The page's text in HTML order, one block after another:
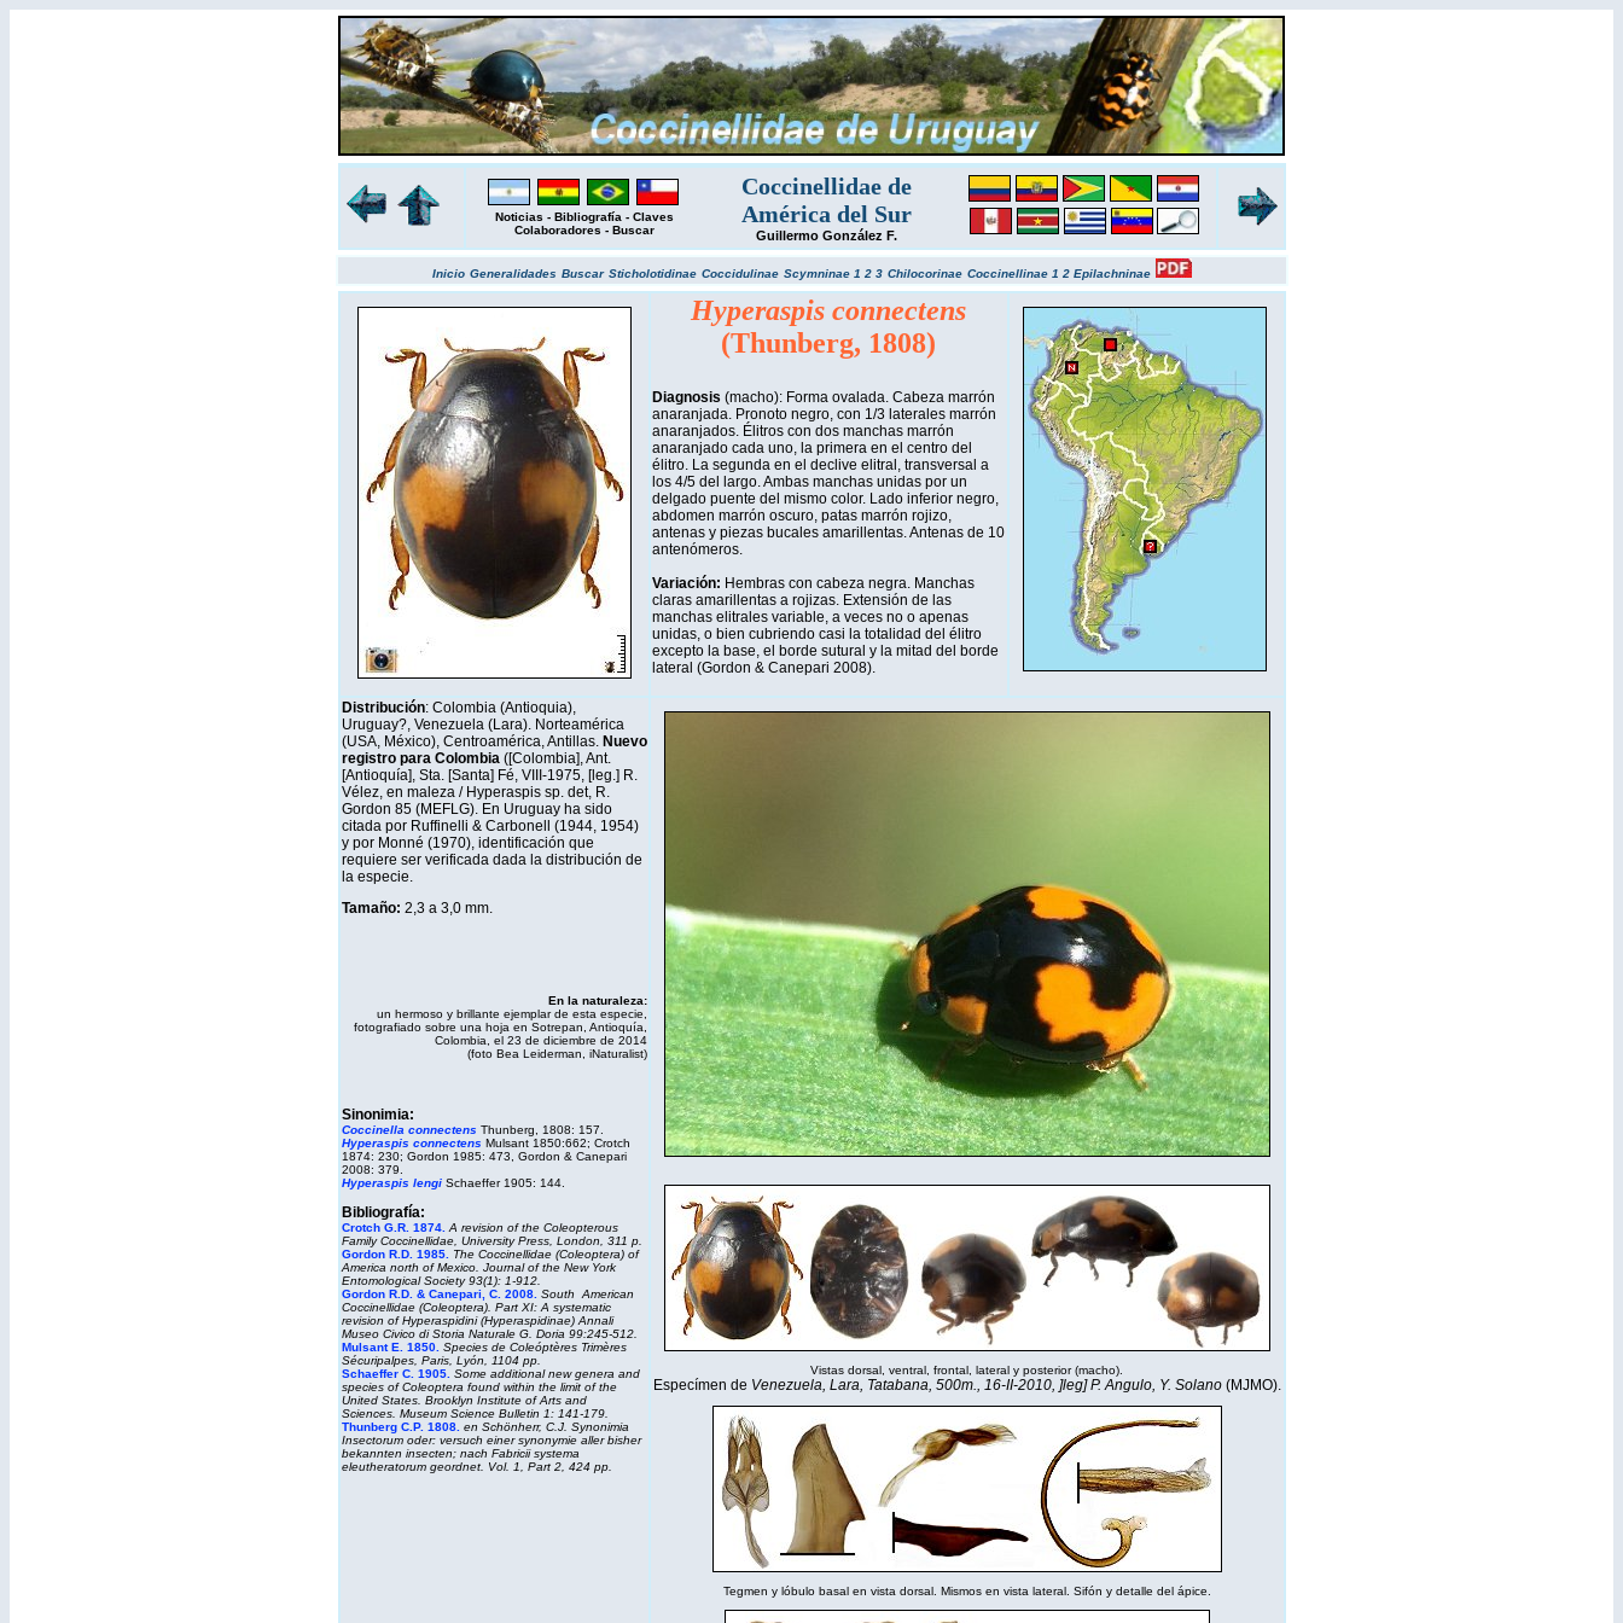
Noticias - Bibliografía - Claves
Colaboradores - Buscar
Coccinellidae de
América del Sur
Guillermo González F.
Inicio Generalidades Buscar Sticholotidinae Coccidulinae Scymninae 1 2 3 Chilocorinae Coccinellinae 1 2 Epilachninae
Hyperaspis connectens
(Thunberg, 1808)
Diagnosis (macho): Forma ovalada. Cabeza marrón
anaranjada. Pronoto negro, con 1/3 laterales marrón
anaranjados. Élitros con dos manchas marrón
anaranjado cada uno, la primera en el centro del
élitro. La segunda en el declive elitral, transversal a
los 4/5 del largo. Ambas manchas unidas por un
delgado puente del mismo color. Lado inferior negro,
abdomen marrón oscuro, patas marrón rojizo,
antenas y piezas bucales amarillentas. Antenas de 10
antenómeros.
Variación: Hembras con cabeza negra. Manchas
claras amarillentas a rojizas. Extensión de las
manchas elitrales variable, a veces no o apenas
unidas, o bien cubriendo casi la totalidad del élitro
excepto la base, el borde sutural y la mitad del borde
lateral (Gordon & Canepari 2008).
Distribución: Colombia (Antioquia),
Uruguay?, Venezuela (Lara). Norteamérica
(USA, México), Centroamérica, Antillas.Nuevo
registro para Colombia([Colombia], Ant.
[Antioquía], Sta. [Santa] Fé, VIII-1975, [leg.] R.
Vélez, en maleza / Hyperaspis sp. det, R.
Gordon 85 (MEFLG). En Uruguay ha sido
citada por Ruffinelli & Carbonell (1944, 1954)
y por Monné (1970), identificación que
requiere ser verificada dada la distribución de
la especie.
Tamaño: 2,3 a 3,0 mm.
En la naturaleza:
un hermoso y brillante ejemplar de esta especie,
fotografiado sobre una hoja en Sotrepan, Antioquía,
Colombia, el 23 de diciembre de 2014
(foto Bea Leiderman, iNaturalist)
Sinonimia:
Coccinella connectens Thunberg, 1808: 157.
Hyperaspis connectens Mulsant 1850:662; Crotch
1874: 230; Gordon 1985: 473, Gordon & Canepari
2008: 379.
Hyperaspis lengi Schaeffer 1905: 144.
Bibliografía:
Crotch G.R. 1874. A revision of the Coleopterous
Family Coccinellidae, University Press, London, 311 p.
Gordon R.D. 1985.
The Coccinellidae (Coleoptera) of
America north of Mexico. Journal of the New York
Entomological Society93(1): 1-912.
Gordon R.D. & Canepari, C. 2008. South American
Coccinellidae (Coleoptera). Part XI: A systematic
revision of Hyperaspidini (Hyperaspidinae) Annali
Museo Civico di Storia Naturale G. Doria 99:245-512.
Mulsant E. 1850. Species de Coleóptères Trimères
Sécuripalpes, Paris, Lyón, 1104 pp.
Schaeffer C. 1905. Some additional new genera and
species of Coleoptera found within the limit of the
United States. Brooklyn InstituteofArts and
Sciences. Museum Science Bulletin 1: 141-179.
Thunberg C.P. 1808. en Schönherr, C.J. Synonimia
Insectorum oder: versuch einer synonymie aller bisher
bekannten insecten; nach Fabricii systema
eleutheratorum geordnet. Vol. 1, Part 2, 424 pp.
Vistas dorsal, ventral, frontal, lateral y posterior (macho).
Especímen de Venezuela, Lara, Tatabana, 500m., 16-II-2010, ]leg] P. Angulo, Y. Solano (MJMO).
Tegmen y lóbulo basal en vista dorsal. Mismos en vista lateral. Sifón y detalle del ápice.